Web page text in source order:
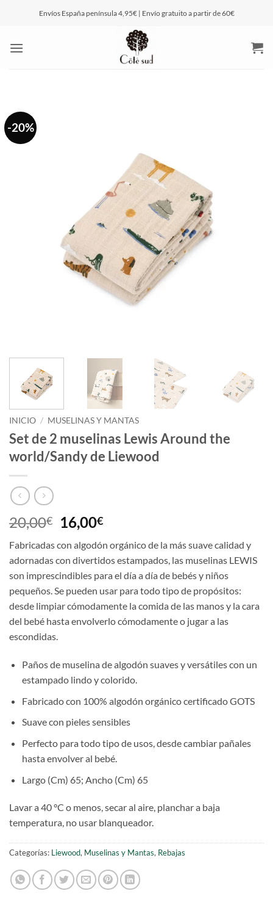
Envíos España península 4,95€ | Envío gratuito a partir de 60€
-20%
INICIO / MUSELINAS Y MANTAS
Set de 2 muselinas Lewis Around the
world/Sandy de Liewood
20,00€
El
precio
original
era:
20,00€.
16,00€El
actual
es:
16,00€.
Fabricadas con algodón orgánico de la más suave calidad y
adornadas con divertidos estampados, las muselinas LEWIS
son imprescindibles para el día a día de bebés y niños
pequeños. Se pueden usar para todo tipo de propósitos:
desde limpiar cómodamente la comida de las manos y la cara
del bebé hasta envolverlo cómodamente o jugar a las
escondidas.
Paños de muselina de algodón suaves y versátiles con un
estampado lindo y colorido.
Fabricado con 100% algodón orgánico certificado GOTS
Suave con pieles sensibles
Perfecto para todo tipo de usos, desde cambiar pañales
hasta envolver al bebé.
Largo (Cm) 65; Ancho (Cm) 65
Lavar a 40 °C o menos, secar al aire, planchar a baja
temperatura, no usar blanqueador.
Categorías: Liewood, Muselinas y Mantas, Rebajas